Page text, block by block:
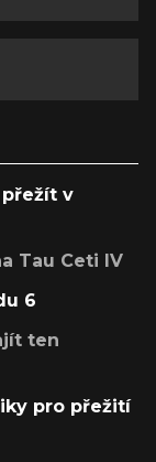
přežít v
Tau Ceti IV
6
ten
pro přežití